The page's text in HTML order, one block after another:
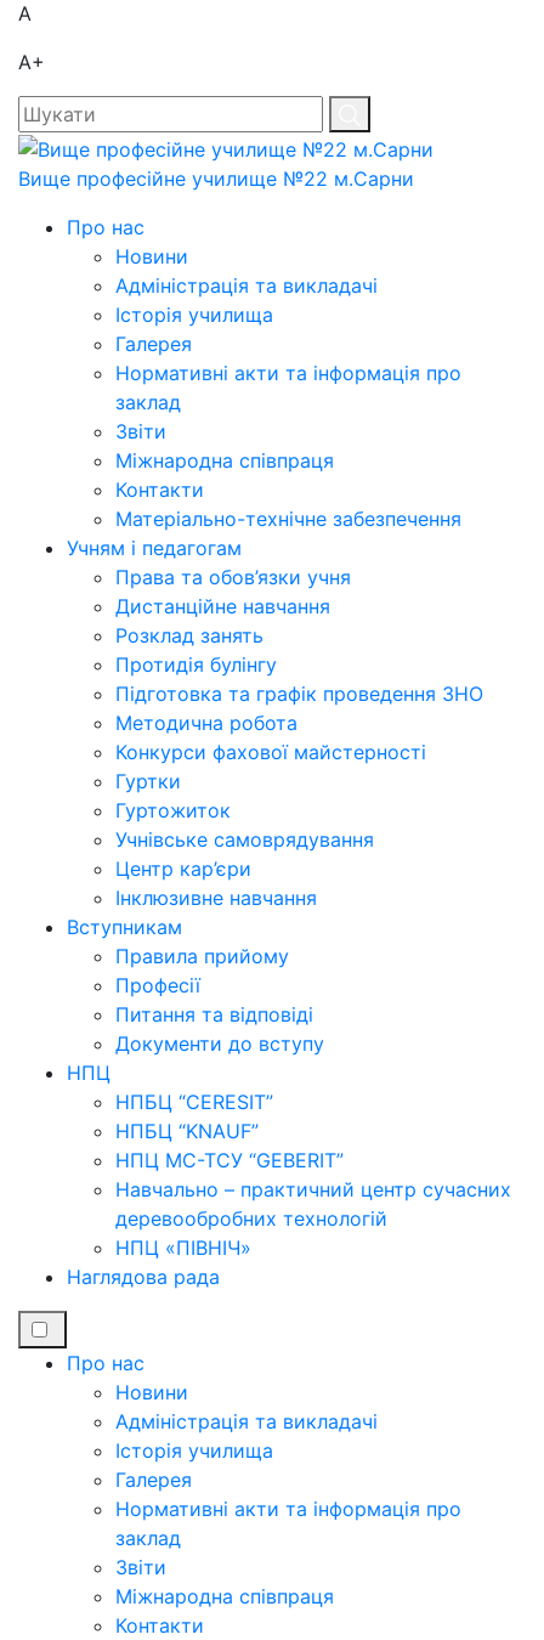
A
A+
Вище професійне училище №22 м.Сарни
Про нас
Новини
Адміністрація та викладачі
Історія училища
Галерея
Нормативні акти та інформація про
заклад
Звіти
Міжнародна співпраця
Контакти
Матеріально-технічне забезпечення
Учням і педагогам
Права та обов’язки учня
Дистанційне навчання
Розклад занять
Протидія булінгу
Підготовка та графік проведення ЗНО
Методична робота
Конкурси фахової майстерності
Гуртки
Гуртожиток
Учнівське самоврядування
Центр кар’єри
Інклюзивне навчання
Вступникам
Правила прийому
Професії
Питання та відповіді
Документи до вступу
НПЦ
НПБЦ “CERESIT”
НПБЦ “KNAUF”
НПЦ МС-ТСУ “GEBERIT”
Навчально – практичний центр сучасних
деревообробних технологій
НПЦ «ПІВНІЧ»
Наглядова рада
Про нас
Новини
Адміністрація та викладачі
Історія училища
Галерея
Нормативні акти та інформація про
заклад
Звіти
Міжнародна співпраця
Контакти